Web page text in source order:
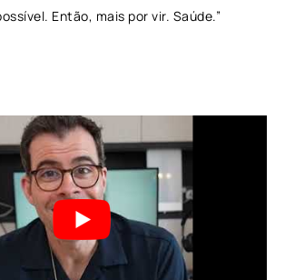
Então, mais por vir. Saúde.”